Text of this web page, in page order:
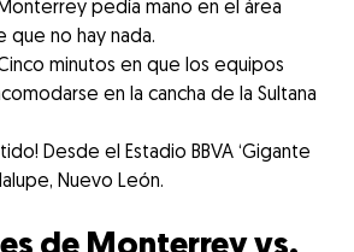
Monterrey pedía mano en el área
no hay nada.
minutos en que los equipos
en la cancha de la Sultana
Desde el Estadio BBVA ‘Gigante
Nuevo León.